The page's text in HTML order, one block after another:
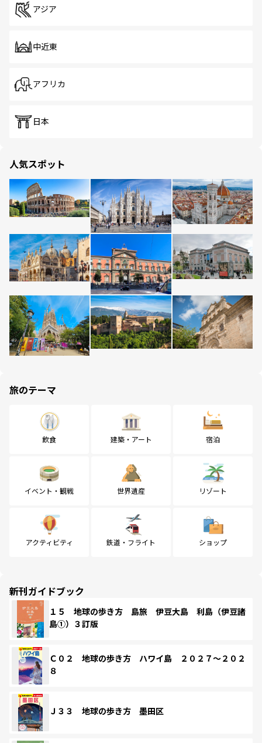
アジア
中近東
アフリカ
日本
人気スポット
旅のテーマ
飲食 建築・アート 宿泊
イベント・観戦 世界遺産 リゾート
アクティビティ 鉄道・フライト ショップ
新刊ガイドブック
１５ 地球の歩き方 島旅 伊豆大島 利島（伊豆諸
島①）３訂版
Ｃ０２ 地球の歩き方 ハワイ島 ２０２７～２０２
８
Ｊ３３ 地球の歩き方 墨田区